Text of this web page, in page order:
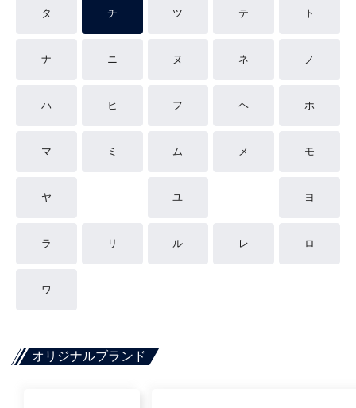
タ チ ツ テ ト
ナ ニ ヌ ネ ノ
ハ ヒ フ ヘ ホ
マ ミ ム メ モ
ヤ ユ ヨ
ラ リ ル レ ロ
ワ
オリジナルブランド